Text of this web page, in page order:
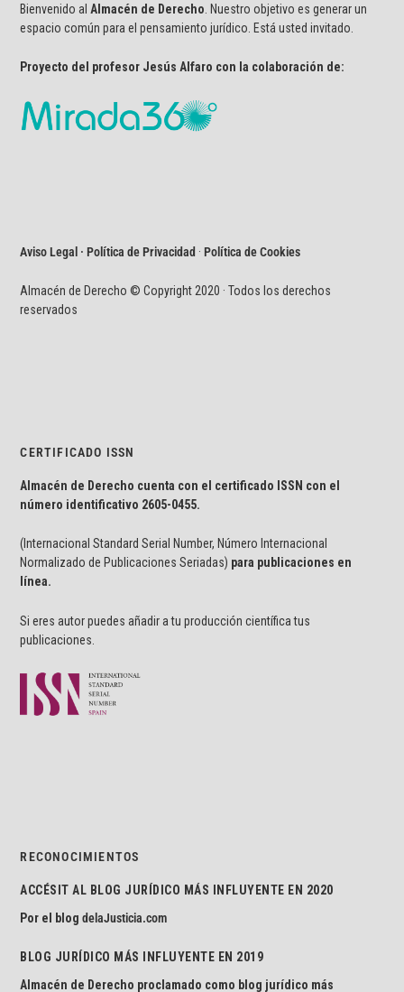
Bienvenido al Almacén de Derecho . Nuestro objetivo es generar un
espacio común para el pensamiento jurídico. Está usted invitado.
Proyecto del profesor Jesús Alfaro con la colaboración de:
Aviso Legal · Política de Privacidad ·Política de Cookies
Almacén de Derecho © Copyright 2020 · Todos los derechos
reservados
CERTIFICADO ISSN
Almacén de Derecho cuenta con el certificado ISSN con el
número identificativo 2605-0455.
(Internacional Standard Serial Number, Número Internacional
Normalizado de Publicaciones Seriadas) para publicaciones en
línea.
Si eres autor puedes añadir a tu producción científica tus
publicaciones.
RECONOCIMIENTOS
ACCÉSIT AL BLOG JURÍDICO MÁS INFLUYENTE EN 2020
Por el blogdelaJusticia.com
BLOG JURÍDICO MÁS INFLUYENTE EN 2019
Almacén de Derecho proclamado como blog jurídico más